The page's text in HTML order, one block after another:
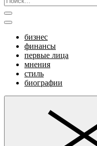
бизнес
финансы
первые лица
мнения
стиль
биографии